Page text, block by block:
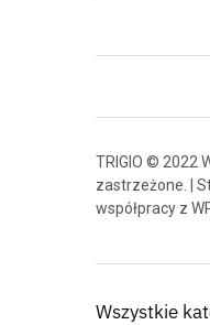
TRIGIO © 2022
zastrzeżone. |
współpracy z
Wszystkie